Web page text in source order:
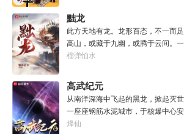
的那一刻，美食文主角迎来了他加
食文，早说呀，这个他熟！后来——
单纯的美食文系统。好像还加了些
他看邻居、朋友、客人、员工都不
事不决，先吃一口！.游戏说明：1.
力解锁图鉴。3.一切解释归游戏所有
黜龙
此方天地有龙。龙形百态，不一而
高山，或藏于九幽，或腾于云间。
雪，引江划河，落雷喷火，分山避
之志。一时机发，便可翻云覆雨，
位成龙。作为一个迷路的穿越者，
后来，他发现这个行当卷的太厉害
群龙。所谓行尽天下路，使天地处
间人人可为龙。
榴弹怕水
高武纪元
从南洋深海中飞起的黑龙，掀起灭
一座座钢筋水泥城市，于核爆中心
图统治整片星海……这是人类科技高
烽仙